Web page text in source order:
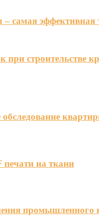
самая эффективная
при строительстве
обследование
печати на ткани
промышленного